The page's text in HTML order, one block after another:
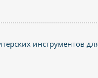
инструментов